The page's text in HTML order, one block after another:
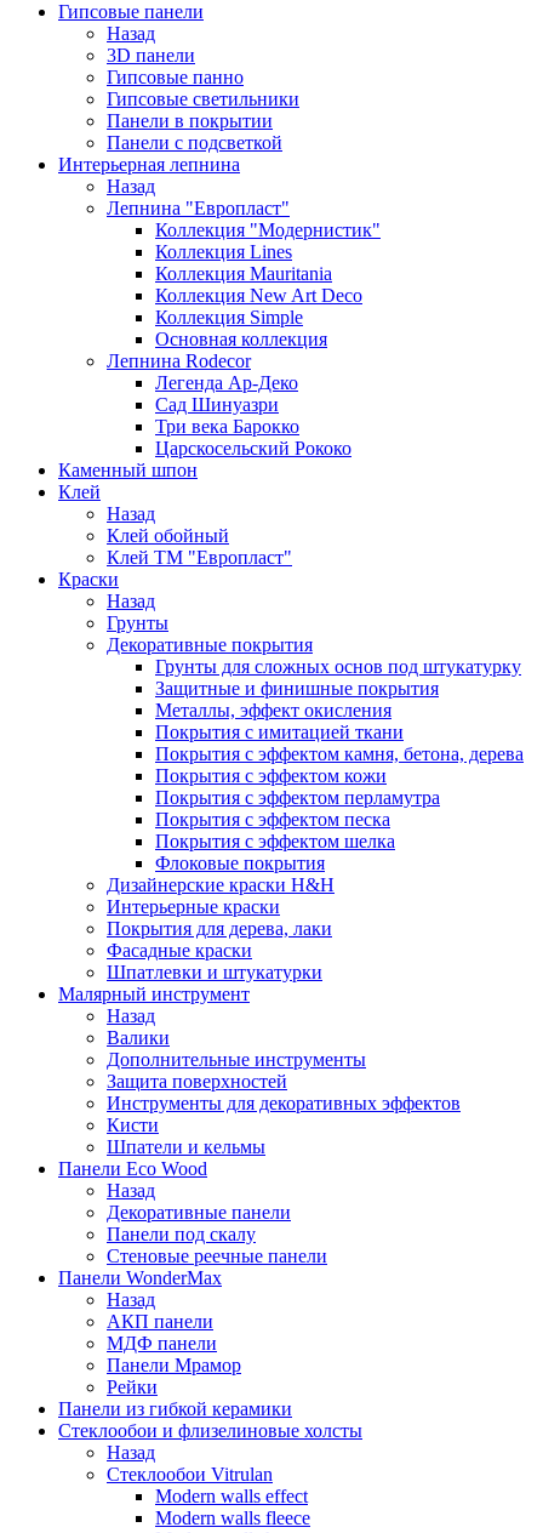
Гипсовые панели
Назад
3D панели
Гипсовые панно
Гипсовые светильники
Панели в покрытии
Панели с подсветкой
Интерьерная лепнина
Назад
Лепнина "Европласт"
Коллекция "Модернистик"
Коллекция Lines
Коллекция Mauritania
Коллекция New Art Deco
Коллекция Simple
Основная коллекция
Лепнина Rodecor
Легенда Ар-Деко
Сад Шинуазри
Три века Барокко
Царскосельский Рококо
Каменный шпон
Клей
Назад
Клей обойный
Клей ТМ "Европласт"
Краски
Назад
Грунты
Декоративные покрытия
Грунты для сложных основ под штукатурку
Защитные и финишные покрытия
Металлы, эффект окисления
Покрытия с имитацией ткани
Покрытия с эффектом камня, бетона, дерева
Покрытия с эффектом кожи
Покрытия с эффектом перламутра
Покрытия с эффектом песка
Покрытия с эффектом шелка
Флоковые покрытия
Дизайнерские краски H&H
Интерьерные краски
Покрытия для дерева, лаки
Фасадные краски
Шпатлевки и штукатурки
Малярный инструмент
Назад
Валики
Дополнительные инструменты
Защита поверхностей
Инструменты для декоративных эффектов
Кисти
Шпатели и кельмы
Панели Eco Wood
Назад
Декоративные панели
Панели под скалу
Стеновые реечные панели
Панели WonderMax
Назад
АКП панели
МДФ панели
Панели Мрамор
Рейки
Панели из гибкой керамики
Стеклообои и флизелиновые холсты
Назад
Стеклообои Vitrulan
Modern walls effect
Modern walls fleece